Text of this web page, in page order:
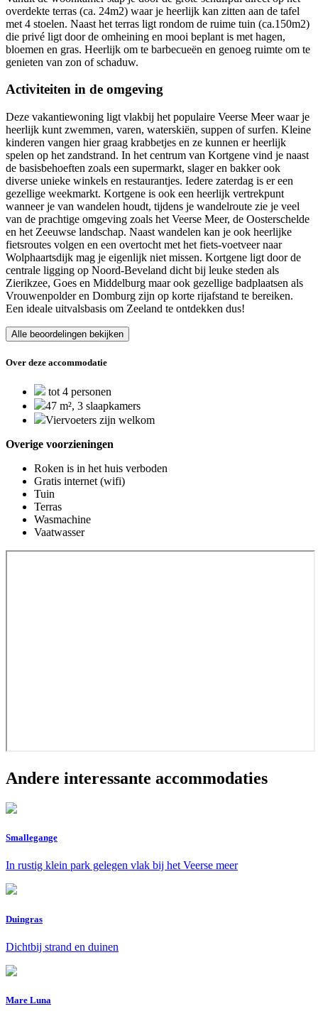
overdekte terras (ca. 24m2) waar je heerlijk kan zitten aan de tafel
met 4 stoelen. Naast het terras ligt rondom de ruime tuin (ca.150m2)
die privé ligt door de omheining en mooi beplant is met hagen,
bloemen en gras. Heerlijk om te barbecueën en genoeg ruimte om te
genieten van zon of schaduw.
Activiteiten in de omgeving
Deze vakantiewoning ligt vlakbij het populaire Veerse Meer waar je
heerlijk kunt zwemmen, varen, waterskiën, suppen of surfen. Kleine
kinderen vangen hier graag krabbetjes en ze kunnen er heerlijk
spelen op het zandstrand. In het centrum van Kortgene vind je naast
de basisbehoeften zoals een supermarkt, slager en bakker ook
diverse unieke winkels en restaurantjes. Iedere zaterdag is er een
gezellige weekmarkt. Kortgene is ook een heerlijk vertrekpunt
wanneer je van wandelen houdt, tijdens je wandelroute zie je veel
van de prachtige omgeving zoals het Veerse Meer, de Oosterschelde
en het Zeeuwse landschap. Naast wandelen kan je ook heerlijke
fietsroutes volgen en een overtocht met het fiets-voetveer naar
Wolphaartsdijk mag je eigenlijk niet missen. Kortgene ligt door de
centrale ligging op Noord-Beveland dicht bij leuke steden als
Zierikzee, Goes en Middelburg maar ook gezellige badplaatsen als
Vrouwenpolder en Domburg zijn op korte rijafstand te bereiken.
Een ideale uitvalsbasis om Zeeland te ontdekken dus!
Alle beoordelingen bekijken
Over deze accommodatie
tot 4 personen
47 m², 3 slaapkamers
Viervoeters zijn welkom
Overige voorzieningen
Roken is in het huis verboden
Gratis internet (wifi)
Tuin
Terras
Wasmachine
Vaatwasser
Andere interessante accommodaties
Smallegange
In rustig klein park gelegen vlak bij het Veerse meer
Duingras
Dichtbij strand en duinen
Mare Luna